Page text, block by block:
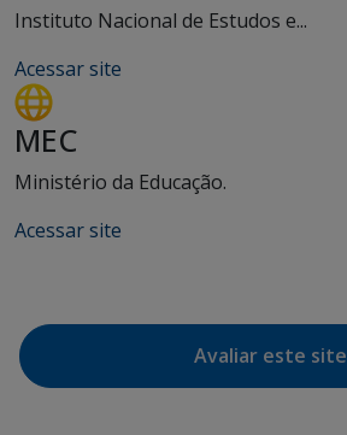
Instituto Nacional de Estudos e...
Acessar site
MEC
Ministério da Educação.
Acessar site
Avaliar este site